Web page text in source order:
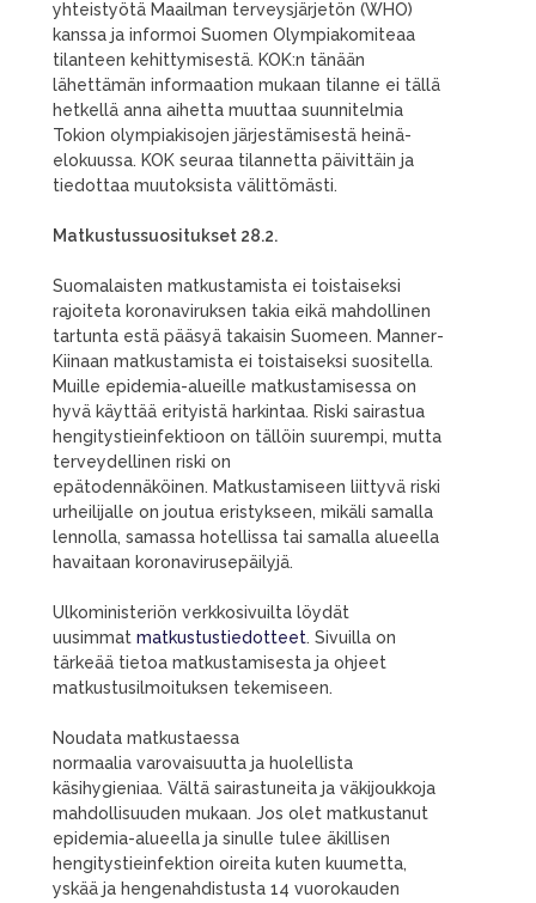
yhteistyötä Maailman terveysjärjetön (WHO)
kanssa ja informoi Suomen Olympiakomiteaa
tilanteen kehittymisestä. KOK:n tänään
lähettämän informaation mukaan tilanne ei tällä
hetkellä anna aihetta muuttaa suunnitelmia
Tokion olympiakisojen järjestämisestä heinä-
elokuussa. KOK seuraa tilannetta päivittäin ja
tiedottaa muutoksista välittömästi.
Matkustussuositukset 28.2.
Suomalaisten matkustamista ei toistaiseksi
rajoiteta koronaviruksen takia eikä mahdollinen
tartunta estä pääsyä takaisin Suomeen. Manner-
Kiinaan matkustamista ei toistaiseksi suositella.
Muille epidemia-alueille matkustamisessa on
hyvä käyttää erityistä harkintaa. Riski sairastua
hengitystieinfektioon on tällöin suurempi, mutta
terveydellinen riski on
epätodennäköinen. Matkustamiseen liittyvä riski
urheilijalle on joutua eristykseen, mikäli samalla
lennolla, samassa hotellissa tai samalla alueella
havaitaan koronavirusepäilyjä.
Ulkoministeriön verkkosivuilta löydät
uusimmat matkustustiedotteet. Sivuilla on
tärkeää tietoa matkustamisesta ja ohjeet
matkustusilmoituksen tekemiseen.
Noudata matkustaessa
normaalia varovaisuutta ja huolellista
käsihygieniaa. Vältä sairastuneita ja väkijoukkoja
mahdollisuuden mukaan. Jos olet matkustanut
epidemia-alueella ja sinulle tulee äkillisen
hengitystieinfektion oireita kuten kuumetta,
yskää ja hengenahdistusta 14 vuorokauden